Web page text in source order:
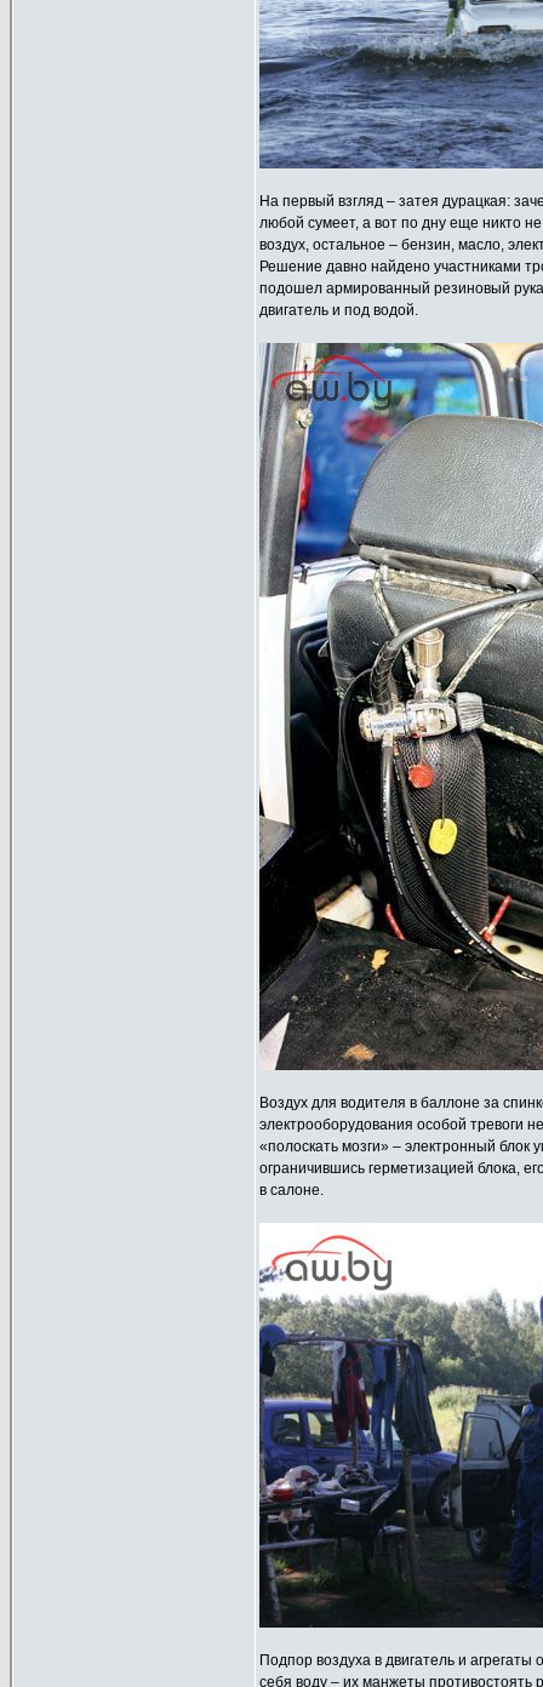
На первый взгляд – затея дурацкая:
любой сумеет, а вот по дну еще никто
воздух, остальное – бензин, масло,
Решение давно найдено участниками
подошел армированный резиновый
двигатель и под водой.
Воздух для водителя в баллоне за
электрооборудования особой тревоги
«полоскать мозги» – электронный блок
ограничившись герметизацией блока,
в салоне.
Подпор воздуха в двигатель и
себя воду – их манжеты противостоять